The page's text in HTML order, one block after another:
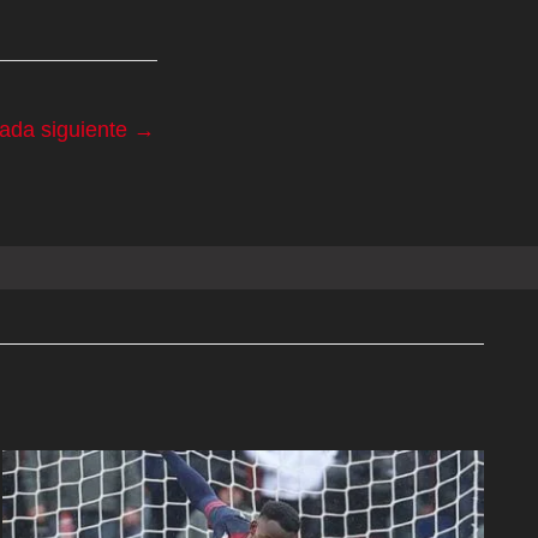
siguiente →